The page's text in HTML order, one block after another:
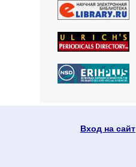
Вход на сайт